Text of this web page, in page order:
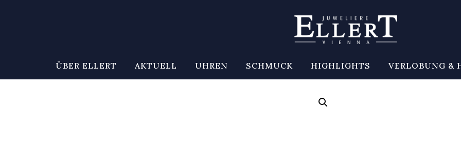
ÜBER ELLERT AKTUELL UHREN SCHMUCK HIGHLIGHTS VERLOBUNG &